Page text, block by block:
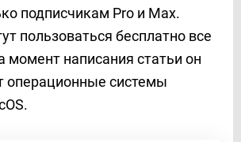
подписчикам Pro и Max.
пользоваться бесплатно все
написания статьи он
операционные системы